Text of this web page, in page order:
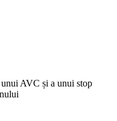
AVC și a unui stop